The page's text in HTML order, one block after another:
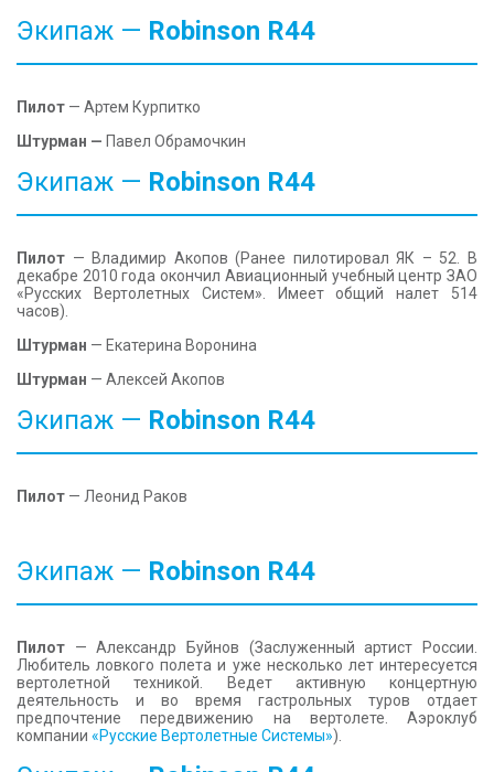
Экипаж — Robinson R44
Пилот — Артем Курпитко
Штурман — Павел Обрамочкин
Экипаж — Robinson R44
Пилот — Владимир Акопов (Ранее пилотировал ЯК – 52. В
декабре 2010 года окончил Авиационный учебный центр ЗАО
«Русских Вертолетных Систем». Имеет общий налет 514
часов).
Штурман — Екатерина Воронина
Штурман — Алексей Акопов
Экипаж — Robinson R44
Пилот — Леонид Раков
Экипаж — Robinson R44
Пилот — Александр Буйнов (Заслуженный артист России.
Любитель ловкого полета и уже несколько лет интересуется
вертолетной техникой. Ведет активную концертную
деятельность и во время гастрольных туров отдает
предпочтение передвижению на вертолете. Аэроклуб
компании «Русские Вертолетные Системы»).